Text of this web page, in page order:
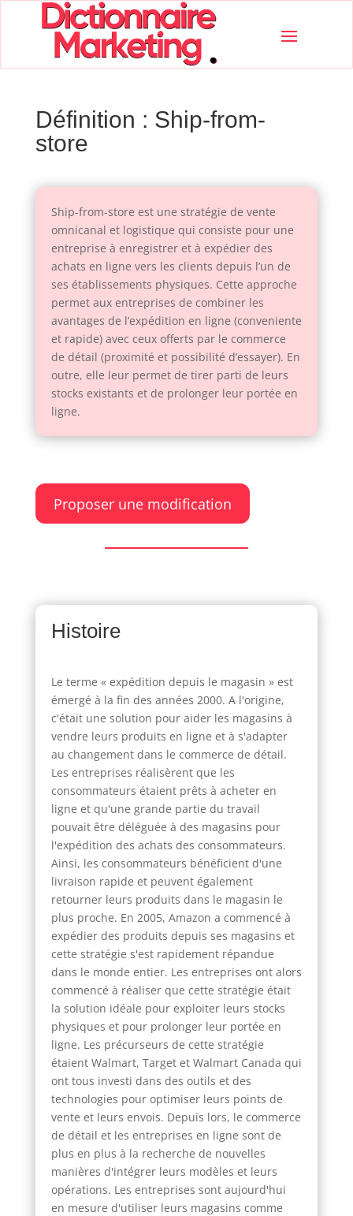
Définition : Ship-from-
store
Ship-from-store est une stratégie de vente
omnicanal et logistique qui consiste pour une
entreprise à enregistrer et à expédier des
achats en ligne vers les clients depuis l’un de
ses établissements physiques. Cette approche
permet aux entreprises de combiner les
avantages de l’expédition en ligne (conveniente
et rapide) avec ceux offerts par le commerce
de détail (proximité et possibilité d’essayer). En
outre, elle leur permet de tirer parti de leurs
stocks existants et de prolonger leur portée en
ligne.
Proposer une modification
Histoire
Le terme « expédition depuis le magasin » est
émergé à la fin des années 2000. A l'origine,
c'était une solution pour aider les magasins à
vendre leurs produits en ligne et à s'adapter
au changement dans le commerce de détail.
Les entreprises réalisèrent que les
consommateurs étaient prêts à acheter en
ligne et qu'une grande partie du travail
pouvait être déléguée à des magasins pour
l'expédition des achats des consommateurs.
Ainsi, les consommateurs bénéficient d'une
livraison rapide et peuvent également
retourner leurs produits dans le magasin le
plus proche. En 2005, Amazon a commencé à
expédier des produits depuis ses magasins et
cette stratégie s'est rapidement répandue
dans le monde entier. Les entreprises ont alors
commencé à réaliser que cette stratégie était
la solution idéale pour exploiter leurs stocks
physiques et pour prolonger leur portée en
ligne. Les précurseurs de cette stratégie
étaient Walmart, Target et Walmart Canada qui
ont tous investi dans des outils et des
technologies pour optimiser leurs points de
vente et leurs envois. Depuis lors, le commerce
de détail et les entreprises en ligne sont de
plus en plus à la recherche de nouvelles
manières d'intégrer leurs modèles et leurs
opérations. Les entreprises sont aujourd'hui
en mesure d'utiliser leurs magasins comme